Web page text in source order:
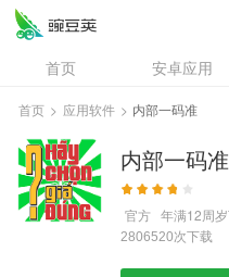
首页 安卓应用
资讯
专题
问答
首页 > 应用软件 > 内部一码准
内部一码准
官方 年满12周岁
2806520次下载